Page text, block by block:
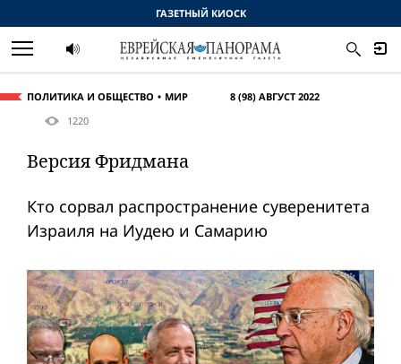
ПОЛИТИКА И ОБЩЕСТВО МИР
8 (98) АВГУСТ 2022
1220
Версия Фридмана
Кто сорвал распространение суверенитета
Израиля на Иудею и Самарию
ГАЗЕТНЫЙ КИОСК